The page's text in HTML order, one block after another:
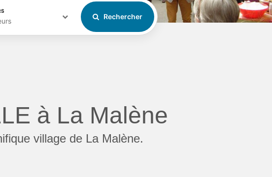
Rechercher
à La Malène
village de La Malène.